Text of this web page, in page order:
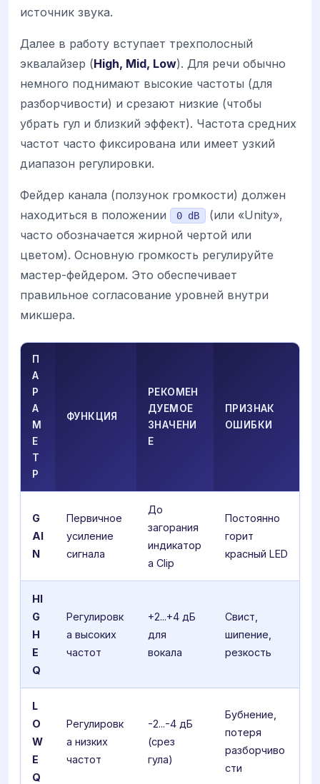
источник звука.
Далее в работу вступает трехполосный
эквалайзер (High, Mid, Low). Для речи обычно
немного поднимают высокие частоты (для
разборчивости) и срезают низкие (чтобы
убрать гул и близкий эффект). Частота средних
частот часто фиксирована или имеет узкий
диапазон регулировки.
Фейдер канала (ползунок громкости) должен
находиться в положении
0 dB
(или «Unity»,
часто обозначается жирной чертой или
цветом). Основную громкость регулируйте
мастер-фейдером. Это обеспечивает
правильное согласование уровней внутри
микшера.
П
А
Р
А
М
Е
Т
Р
ФУНКЦИЯ
РЕКОМЕН
ДУЕМОЕ
ЗНАЧЕНИ
Е
ПРИЗНАК
ОШИБКИ
G
AI
N
Первичное
усиление
сигнала
До
загорания
индикатор
а Clip
Постоянно
горит
красный LED
HI
G
H
E
Q
Регулировк
а высоких
частот
+2...+4 дБ
для
вокала
Свист,
шипение,
резкость
L
O
W
E
Q
Регулировк
а низких
частот
-2...-4 дБ
(срез
гула)
Бубнение,
потеря
разборчиво
сти